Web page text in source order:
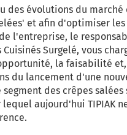
des évolutions du marché
et afin d'optimiser
l'entreprise, le
Cuisinés Surgelé, vous
la faisabilité et,
du lancement d'une
segment des crêpes salées
lequel aujourd'hui TIPIAK